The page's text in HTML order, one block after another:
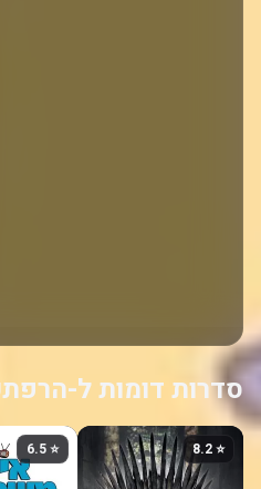
סדרות דומות ל-
⭐ 8.2
⭐ 6.5